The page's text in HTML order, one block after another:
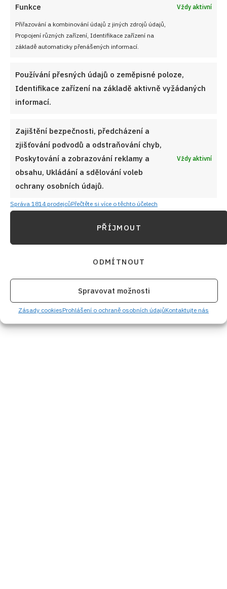
Funkce Vždy aktivní
Přiřazování a kombinování údajů z jiných zdrojů údajů,
Propojení různých zařízení, Identifikace zařízení na
základě automaticky přenášených informací.
Používání přesných údajů o zeměpisné poloze,
Identifikace zařízení na základě aktivně vyžádaných
informací.
Zajištění bezpečnosti, předcházení a
zjišťování podvodů a odstraňování chyb,
Poskytování a zobrazování reklamy a
obsahu, Ukládání a sdělování voleb
ochrany osobních údajů.
Vždy aktivní
Správa 1814 prodejcůPřečtěte si více o těchto účelech
PŘÍJMOUT
ODMÍTNOUT
Spravovat možnosti
Zásady cookiesProhlášení o ochraně osobních údajůKontaktujte nás